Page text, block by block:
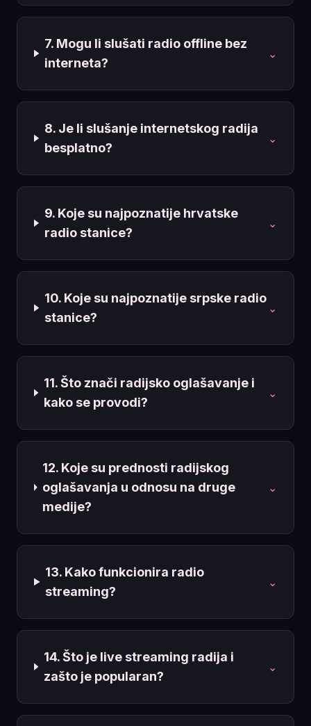
7. Mogu li slušati radio offline bez
interneta?
⌄
8. Je li slušanje internetskog radija
besplatno?
⌄
9. Koje su najpoznatije hrvatske
radio stanice?
⌄
10. Koje su najpoznatije srpske radio
stanice?
⌄
11. Što znači radijsko oglašavanje i
kako se provodi?
⌄
12. Koje su prednosti radijskog
oglašavanja u odnosu na druge
medije?
⌄
13. Kako funkcionira radio
streaming?
⌄
14. Što je live streaming radija i
zašto je popularan?
⌄